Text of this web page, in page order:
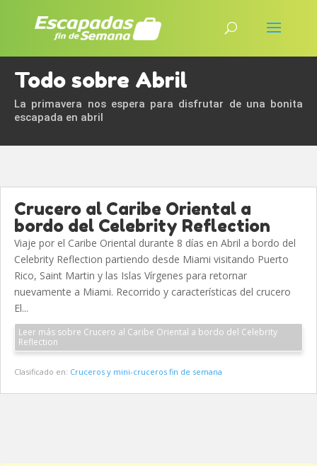
Todo sobre Abril
La primavera nos espera para disfrutar de una bonita
escapada en abril
Crucero al Caribe Oriental a
bordo del Celebrity Reflection
Viaje por el Caribe Oriental durante 8 días en Abril a bordo del
Celebrity Reflection partiendo desde Miami visitando Puerto
Rico, Saint Martin y las Islas Vírgenes para retornar
nuevamente a Miami. Recorrido y características del crucero
El...
Leer más sobre Crucero al Caribe Oriental a bordo del Celebrity
Reflection
Clasificado en: Cruceros y mini-cruceros fin de semana